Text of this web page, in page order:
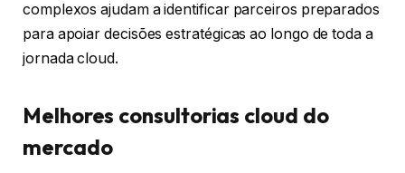
complexos ajudam a identificar parceiros preparados
para apoiar decisões estratégicas ao longo de toda a
jornada cloud.
Melhores consultorias cloud do
mercado